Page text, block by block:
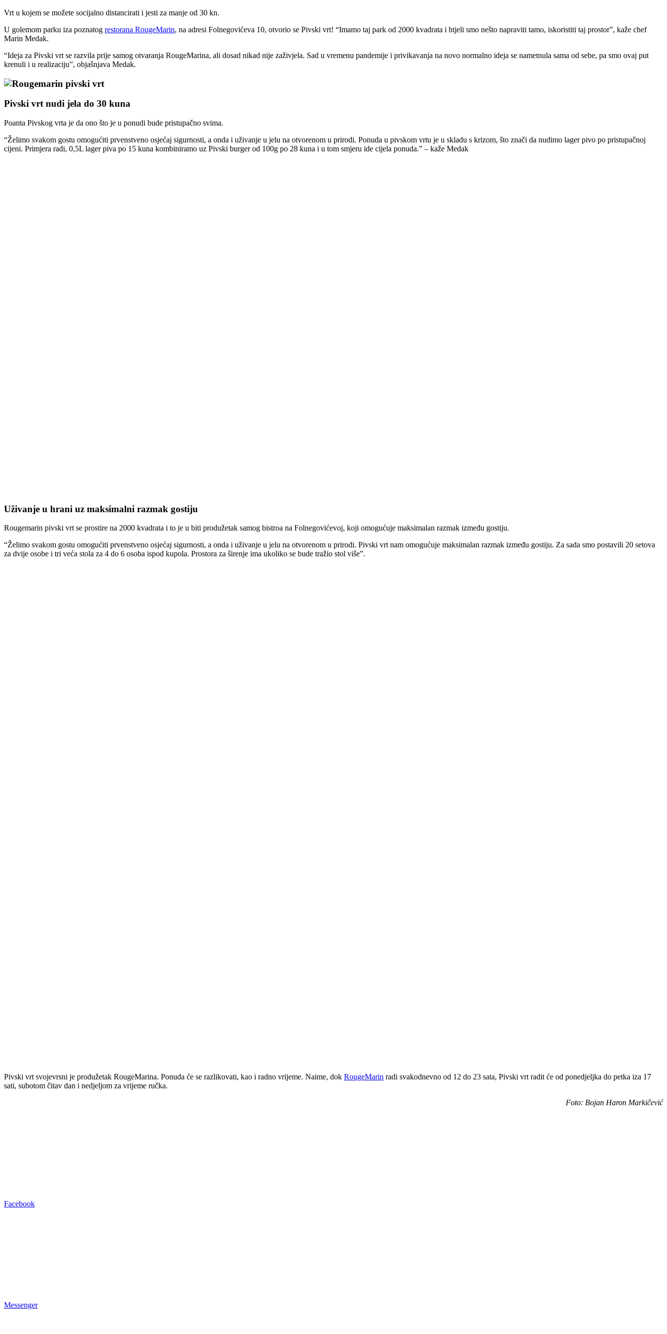
Vrt u kojem se možete socijalno distancirati i jesti za manje od 30 kn.
U golemom parku iza poznatog restorana RougeMarin, na adresi Folnegovićeva 10, otvorio se Pivski vrt! “Imamo taj park od 2000 kvadrata i htjeli smo nešto napraviti tamo, iskoristiti taj prostor”, kaže chef
Marin Medak.
“Ideja za Pivski vrt se razvila prije samog otvaranja RougeMarina, ali dosad nikad nije zaživjela. Sad u vremenu pandemije i privikavanja na novo normalno ideja se nametnula sama od sebe, pa smo ovaj put
krenuli i u realizaciju”, objašnjava Medak.
Pivski vrt nudi jela do 30 kuna
Poanta Pivskog vrta je da ono što je u ponudi bude pristupačno svima.
“Želimo svakom gostu omogućiti prvenstveno osjećaj sigurnosti, a onda i uživanje u jelu na otvorenom u prirodi. Ponuda u pivskom vrtu je u skladu s krizom, što znači da nudimo lager pivo po pristupačnoj
cijeni. Primjera radi, 0,5L lager piva po 15 kuna kombiniramo uz Pivski burger od 100g po 28 kuna i u tom smjeru ide cijela ponuda.” – kaže Medak
Uživanje u hrani uz maksimalni razmak gostiju
Rougemarin pivski vrt se prostire na 2000 kvadrata i to je u biti produžetak samog bistroa na Folnegovićevoj, koji omogućuje maksimalan razmak između gostiju.
“Želimo svakom gostu omogućiti prvenstveno osjećaj sigurnosti, a onda i uživanje u jelu na otvorenom u prirodi. Pivski vrt nam omogućuje maksimalan razmak između gostiju. Za sada smo postavili 20 setova
za dvije osobe i tri veća stola za 4 do 6 osoba ispod kupola. Prostora za širenje ima ukoliko se bude tražio stol više”.
Pivski vrt svojevrsni je produžetak RougeMarina. Ponuda će se razlikovati, kao i radno vrijeme. Naime, dok RougeMarin radi svakodnevno od 12 do 23 sata, Pivski vrt radit će od ponedjeljka do petka iza 17
sati, subotom čitav dan i nedjeljom za vrijeme ručka.
Foto: Bojan Haron Markičević
Facebook
Messenger